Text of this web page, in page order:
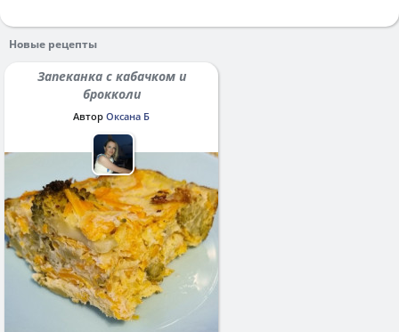
Новые рецепты
Запеканка с кабачком и
брокколи
Автор Оксана Б